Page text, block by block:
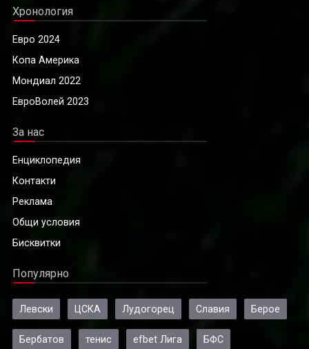
Хронология
Евро 2024
Копа Америка
Мондиал 2022
ЕвроВолей 2023
За нас
Енциклопедия
Контакти
Реклама
Общи условия
Бисквитки
Популярно
Левски ЦСКА Лудогорец Славия Берое
Бербатов тенис efbet Лига БФС